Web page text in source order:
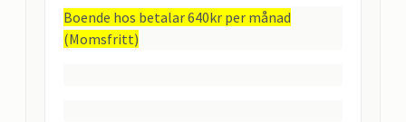
Boende hos betalar 640kr per månad
(Momsfritt)